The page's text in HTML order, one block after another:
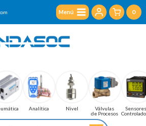
Menú 0
Analítica Nivel
Válvulas
de Procesos